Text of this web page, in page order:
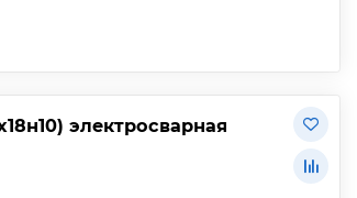
электросварная